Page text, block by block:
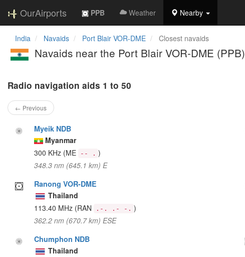
OurAirports PPB Weather Nearby
India Navaids Port Blair VOR-DME Closest navaids
Navaids near the Port Blair VOR-DME (PPB)
Radio navigation aids 1 to 50
← Previous
Myeik NDB
Myanmar
300 KHz (ME -- . )
348.3 nm (645.1 km) E
Ranong VOR-DME
Thailand
113.40 MHz (RAN .-. .- -. )
362.2 nm (670.7 km) ESE
Chumphon NDB
Thailand